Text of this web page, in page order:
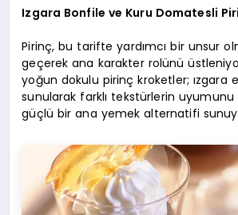
Izgara Bonfile ve Kuru Domatesli
Pirinç, bu tarifte yardımcı bir unsur
geçerek ana karakter rolünü üstleniyor.
yoğun dokulu pirinç kroketler; ızgara
sunularak farklı tekstürlerin
güçlü bir ana yemek alternatifi